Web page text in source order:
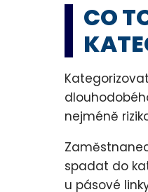
CO
nejméně
spadat do
u pásové